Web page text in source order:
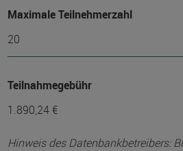
Maximale Teilnehmerzahl
20
Teilnahmegebühr
1.890,24 €
Hinweis des Datenbankbetreibers: